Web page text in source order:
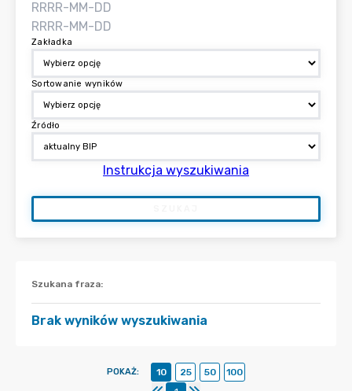
Zakładka
Sortowanie wyników
Źródło
Instrukcja wyszukiwania
Szukana fraza:
Brak wyników wyszukiwania
POKAŻ: 10 25 50
100